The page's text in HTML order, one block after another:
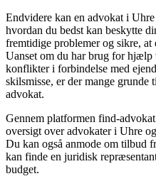
Endvidere kan en advokat i
hvordan du bedst kan beskytte
fremtidige problemer og sikre, at
Uanset om du har brug for hjælp
konflikter i forbindelse med
skilsmisse, er der mange
advokat.
Gennem platformen find-
oversigt over advokater i Uhre
Du kan også anmode om tilbud
kan finde en juridisk
budget.